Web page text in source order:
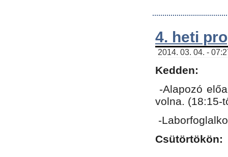
4. heti
2014. 03. 04. -
Kedden:
-Alapozó
volna. (18:15-
-
Csütörtökön: